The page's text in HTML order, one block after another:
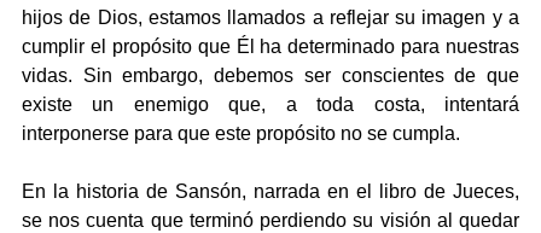
hijos de Dios, estamos llamados a reflejar su imagen y a
cumplir el propósito que Él ha determinado para nuestras
vidas. Sin embargo, debemos ser conscientes de que
existe un enemigo que, a toda costa, intentará
interponerse para que este propósito no se cumpla.
En la historia de Sansón, narrada en el libro de Jueces,
se nos cuenta que terminó perdiendo su visión al quedar